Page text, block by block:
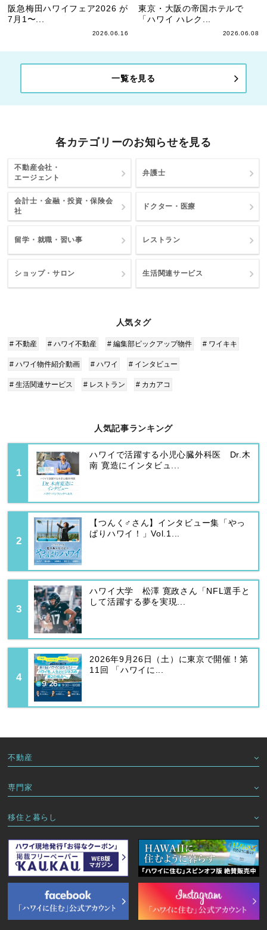
阪急梅田ハワイフェア2026 が
7月1〜...
2026.06.16
東京・大阪の帝国ホテルで
「ハワイ ハレク...
2026.06.08
一覧を見る
各カテゴリーのお知らせを見る
不動産会社・
エージェント
弁護士
会計士・金融・投資・保険会
社
ドクター・医療
留学・就職・習い事 レストラン
ショップ・サロン 生活関連サービス
人気タグ
# 不動産 # ハワイ不動産 # 編集部ピックアップ物件 # ワイキキ
# ハワイ物件紹介動画 # ハワイ # インタビュー
# 生活関連サービス # レストラン # カカアコ
人気記事ランキング
ハワイで活躍する小児心臓外科医 Dr.木
南 寛造にインタビュ...
【つんく♂さん】インタビュー集「やっ
ぱりハワイ！」Vol.1...
ハワイ大学 松澤 寛政さん「NFL選手と
して活躍する夢を実現...
2026年9月26日（土）に東京で開催！第
11回 「ハワイに...
不動産
専門家
移住と暮らし